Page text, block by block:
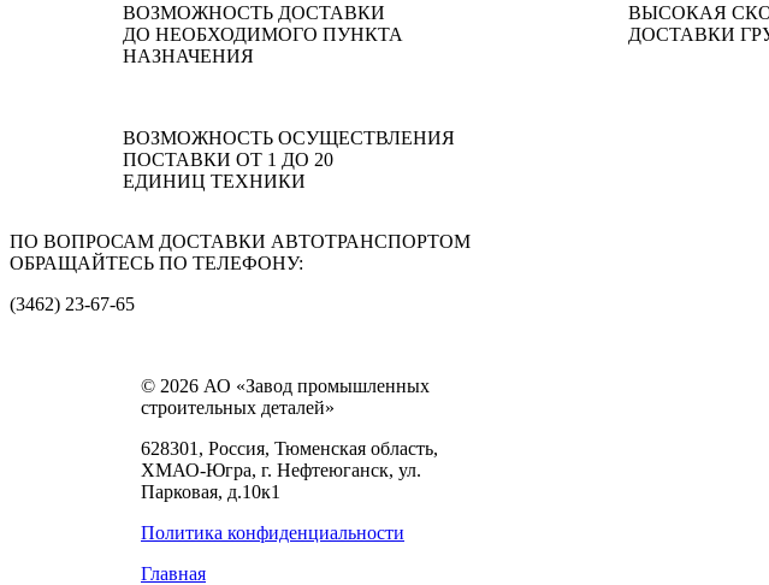
ВОЗМОЖНОСТЬ ДОСТАВКИ
ДО НЕОБХОДИМОГО ПУНКТА
НАЗНАЧЕНИЯ
ВЫСОКАЯ
ДОСТАВКИ
ВОЗМОЖНОСТЬ ОСУЩЕСТВЛЕНИЯ
ПОСТАВКИ ОТ 1 ДО 20
ЕДИНИЦ ТЕХНИКИ
ПО ВОПРОСАМ ДОСТАВКИ АВТОТРАНСПОРТОМ
ОБРАЩАЙТЕСЬ ПО ТЕЛЕФОНУ:
(3462) 23-67-65
© 2026 АО «Завод промышленных
строительных деталей»
628301, Россия, Тюменская область,
ХМАО-Югра, г. Нефтеюганск, ул.
Парковая, д.10к1
Политика конфиденциальности
Главная